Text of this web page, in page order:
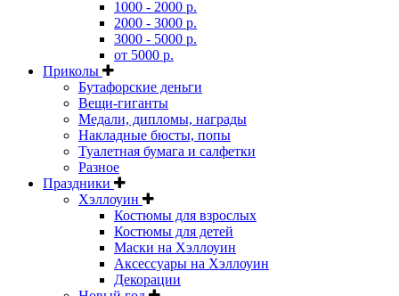
1000 - 2000 р.
2000 - 3000 р.
3000 - 5000 р.
от 5000 р.
Приколы
Бутафорские деньги
Вещи-гиганты
Медали, дипломы, награды
Накладные бюсты, попы
Туалетная бумага и салфетки
Разное
Праздники
Хэллоуин
Костюмы для взрослых
Костюмы для детей
Маски на Хэллоуин
Аксессуары на Хэллоуин
Декорации